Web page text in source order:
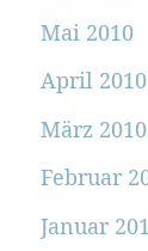
Mai 2010
April 2010
März 2010
Februar
Januar